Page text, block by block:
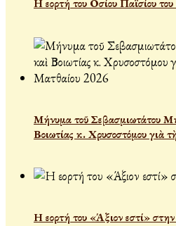
Η εορτή του Οσίου Παϊσίου
Μήνυμα τοῦ Σεβασμιωτάτου
Βοιωτίας κ. Χρυσοστόμου γιὰ
Η εορτή του «Άξιον εστί»